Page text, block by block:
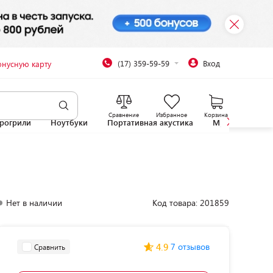
карту (17) 359-59-59 Вход
Сравнение Избранное Корзина
Ноутбуки Портативная акустика
Нет в наличии Код товара: 201859
Сравнить 4.9 7 отзывов